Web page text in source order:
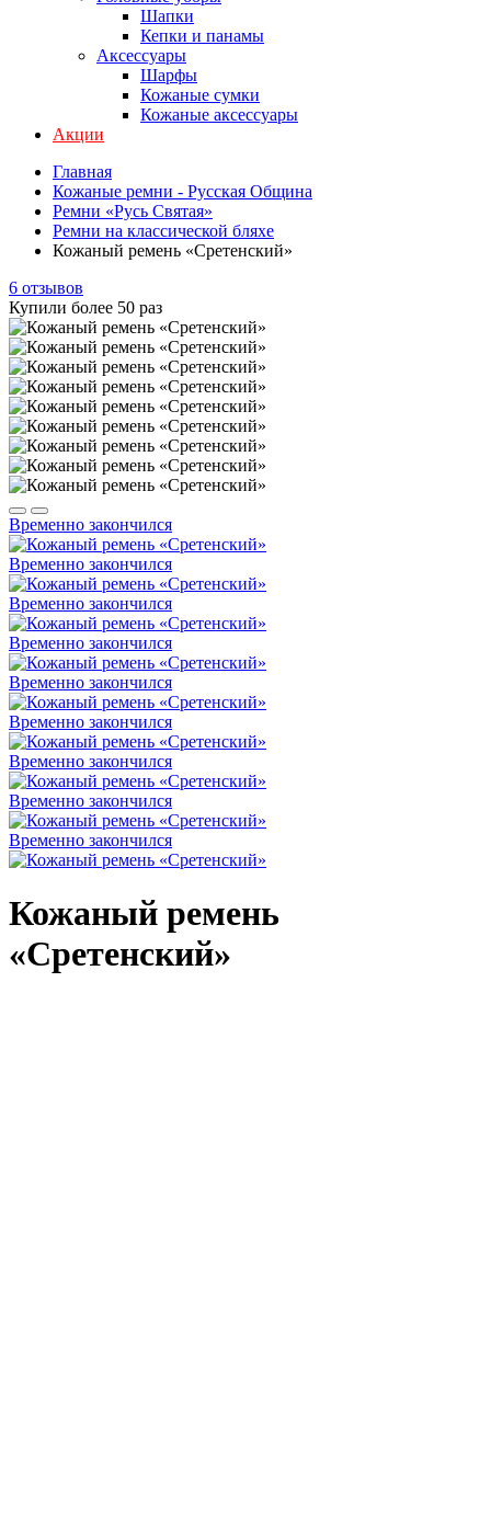
Шапки
Кепки и панамы
Аксессуары
Шарфы
Кожаные сумки
Кожаные аксессуары
Акции
Главная
Кожаные ремни - Русская Община
Ремни «Русь Святая»
Ремни на классической бляхе
Кожаный ремень «Сретенский»
6 отзывов
Купили более 50 раз
Временно закончился
Временно закончился
Временно закончился
Временно закончился
Временно закончился
Временно закончился
Временно закончился
Временно закончился
Временно закончился
Кожаный ремень
«Сретенский»